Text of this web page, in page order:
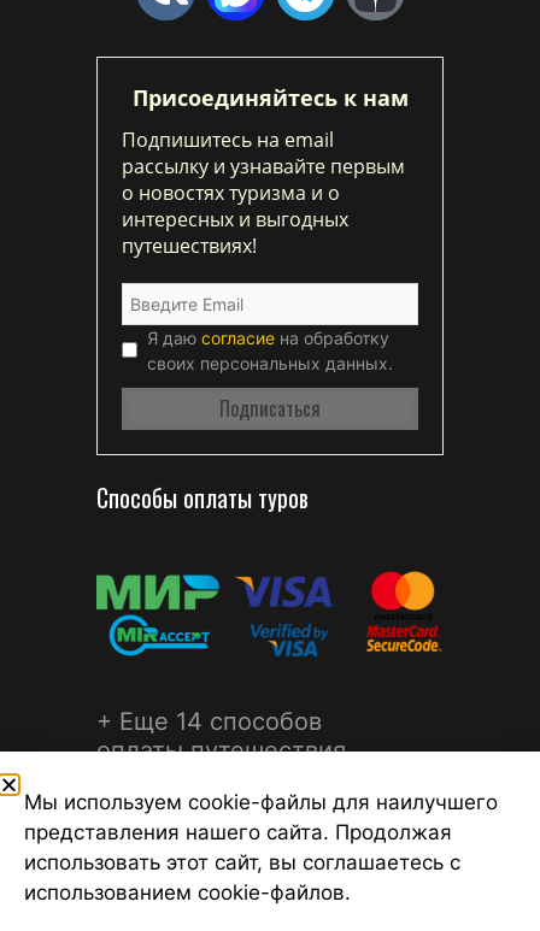
Присоединяйтесь к нам
Подпишитесь на email
рассылку и узнавайте первым
о новостях туризма и о
интересных и выгодных
путешествиях!
Я даю согласие на обработку
своих персональных данных.
Способы оплаты туров
+ Еще 14 способов
оплаты путешествия
©2026 Турагентство Турсфера - Поиск туров от надежных
Мы используем cookie-файлы для наилучшего
представления нашего сайта. Продолжая
использовать этот сайт, вы соглашаетесь с
использованием cookie-файлов.